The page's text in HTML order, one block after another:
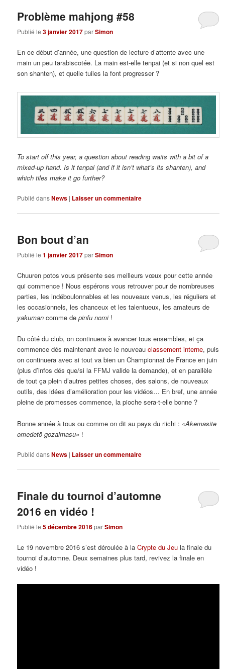
Problème mahjong #58
Publié le3 janvier 2017parSimon
En ce début d’année, une question de lecture d’attente avec une
main un peu tarabiscotée. La main est-elle tenpai (et si non quel est
son shanten), et quelle tuiles la font progresser ?
To start off this year, a question about reading waits with a bit of a
mixed-up hand. Is it tenpai (and if it isn’t what’s its shanten), and
which tiles make it go further?
Publié dansNews | Laisser un commentaire
Bon bout d’an
Publié le1 janvier 2017parSimon
Chuuren potos vous présente ses meilleurs vœux pour cette année
qui commence ! Nous espérons vous retrouver pour de nombreuses
parties, les indéboulonnables et les nouveaux venus, les réguliers et
les occasionnels, les chanceux et les talentueux, les amateurs de
yakuman comme depinfu nomi!
Du côté du club, on continuera à avancer tous ensembles, et ça
commence dés maintenant avec le nouveauclassement interne, puis
on continuera avec si tout va bien un Championnat de France en juin
(plus d’infos dés que/si la FFMJ valide la demande), et en parallèle
de tout ça plein d’autres petites choses, des salons, de nouveaux
outils, des idées d’amélioration pour les vidéos… En bref, une année
pleine de promesses commence, la pioche sera-t-elle bonne ?
Bonne année à tous ou comme on dit au pays du riichi : «Akemasite
omedetō gozaimasu» !
Publié dansNews | Laisser un commentaire
Finale du tournoi d’automne
2016 en vidéo !
Publié le5 décembre 2016parSimon
Le 19 novembre 2016 s’est déroulée à laCrypte du Jeu la finale du
tournoi d’automne. Deux semaines plus tard, revivez la finale en
vidéo !